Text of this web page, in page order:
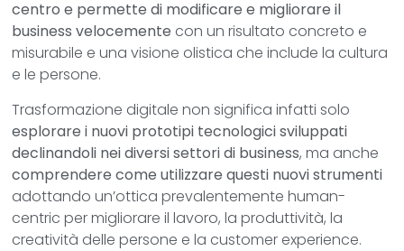
centro e permette di modificare e migliorare il
business velocemente con un risultato concreto e
misurabile e una visione olistica che include la cultura
e le persone.
Trasformazione digitale non significa infatti solo
esplorare i nuovi prototipi tecnologici sviluppati
declinandoli nei diversi settori di business, ma anche
comprendere come utilizzare questi nuovi strumenti
adottando un’ottica prevalentemente human-
centric per migliorare il lavoro, la produttività, la
creatività delle persone e la customer experience.